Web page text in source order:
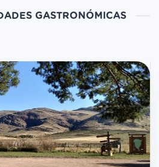
GASTRONÓMICAS